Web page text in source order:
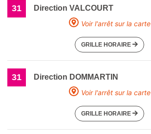
31
Direction VALCOURT
Voir l'arrêt sur la carte
GRILLE HORAIRE
31
Direction DOMMARTIN
Voir l'arrêt sur la carte
GRILLE HORAIRE